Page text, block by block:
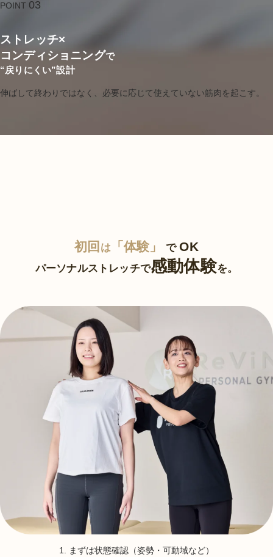
POINT 03
ストレッチ×
コンディショニングで
“戻りにくい”設計
伸ばして終わりではなく、必要に応じて使えていない筋肉を起こす。
初回 は 「体験」 でOK
パーソナルストレッチで感動体験を。
1. まずは状態確認（姿勢・可動域など）